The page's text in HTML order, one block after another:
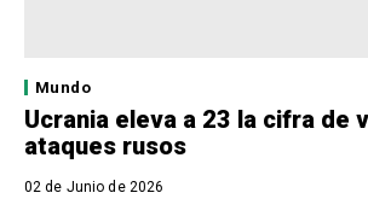
Mundo
Ucrania eleva a 23 la cifra de
ataques rusos
02 de Junio de 2026